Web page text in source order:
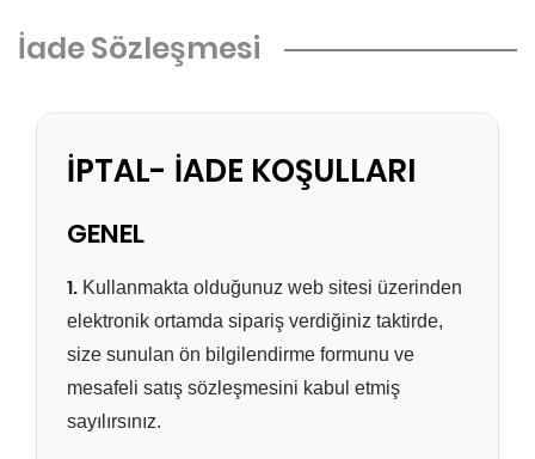
İade Sözleşmesi
İPTAL- İADE KOŞULLARI
GENEL
1. Kullanmakta olduğunuz web sitesi üzerinden
elektronik ortamda sipariş verdiğiniz taktirde,
size sunulan ön bilgilendirme formunu ve
mesafeli satış sözleşmesini kabul etmiş
sayılırsınız.